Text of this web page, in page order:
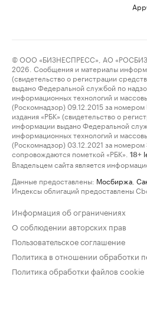
© ООО «БИЗНЕСПРЕСС», АО
2026. Сообщения и материалы
(свидетельство о регистрации
выдано Федеральной службой по
информационных технологий и
(Роскомнадзор) 09.12.2015 за
издания «РБК» (свидетельство о
информации выдано Федеральной
информационных технологий и
(Роскомнадзор) 03.12.2021 за
сопровождаются пометкой «РБК».
18+
Владельцем сайта является
Данные предоставлены: Мосбиржа
Индексы облигаций предоставлены
Информация об ограничениях
О соблюдении авторских прав
Пользовательское соглашение
Политика в отношении обработки
Политика обработки файлов cookie